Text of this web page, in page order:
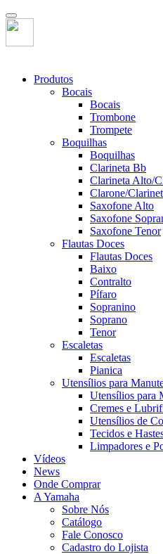
Produtos
Bocais
Bocais
Trombone
Trompete
Boquilhas
Boquilhas
Clarineta Bb
Clarineta Alto/
Clarone/
Saxofone Alto
Saxofone
Saxofone Tenor
Flautas Doces
Flautas Doces
Baixo
Contralto
Pífaro
Sopranino
Soprano
Tenor
Escaletas
Escaletas
Pianica
Utensílios para
Utensílios para
Cremes e
Utensílios de
Tecidos e
Limpadores e
Vídeos
News
Onde Comprar
A Yamaha
Sobre Nós
Catálogo
Fale Conosco
Cadastro do Lojista